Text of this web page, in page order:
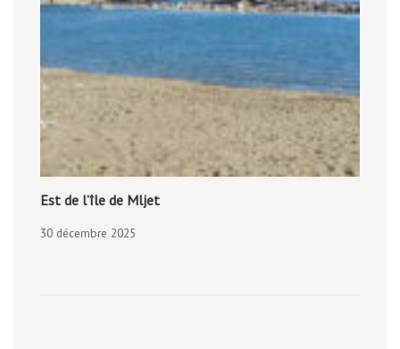
Est de l’île de Mljet
30 décembre 2025